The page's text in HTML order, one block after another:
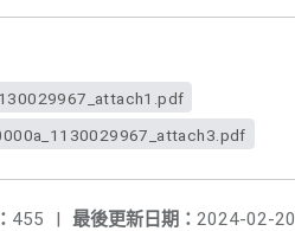
最後更新日期： 2024-02-20
455 |